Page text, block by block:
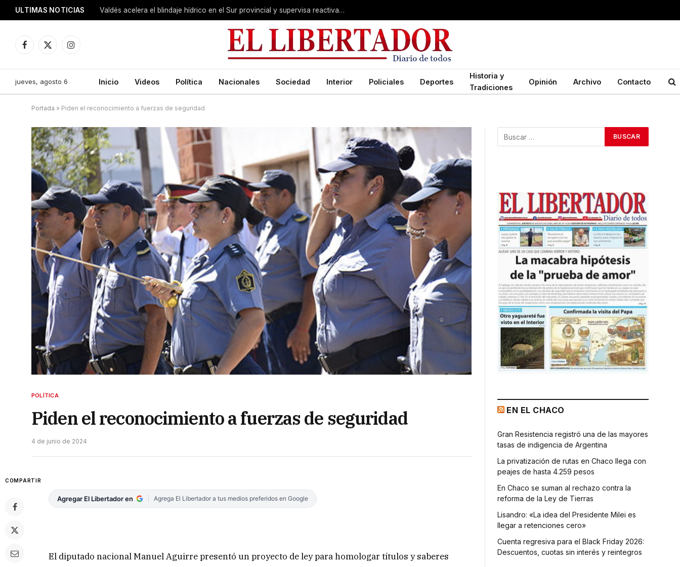
ULTIMAS NOTICIAS Valdés acelera el blindaje hídrico en el Sur provincial y supervisa reactivación de ruta
Facebook
X
Instagram
jueves, agosto 6 Inicio Videos Política Nacionales Sociedad Interior Policiales Deportes
Historia y
Tradiciones
Opinión Archivo Contacto
Portada » Piden el reconocimiento a fuerzas de seguridad
POLÍTICA
Piden el reconocimiento a fuerzas de seguridad
4 de junio de 2024
COMPARTIR
Agregar El Libertador en Agrega El Libertador a tus medios preferidos en Google
El diputado nacional Manuel Aguirre presentó un proyecto de ley para homologar títulos y saberes
EN EL CHACO
Gran Resistencia registró una de las mayores
tasas de indigencia de Argentina
La privatización de rutas en Chaco llega con
peajes de hasta 4.259 pesos
En Chaco se suman al rechazo contra la
reforma de la Ley de Tierras
Lisandro: «La idea del Presidente Milei es
llegar a retenciones cero»
Cuenta regresiva para el Black Friday 2026:
Descuentos, cuotas sin interés y reintegros